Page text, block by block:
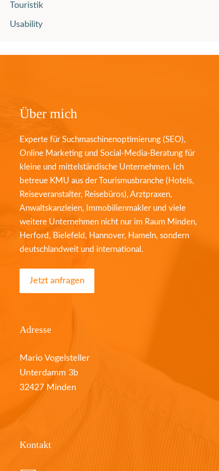
Touristik
Usability
Über mich
Experte für Suchmaschinenoptimierung (SEO),
Online Marketing und Social-Media-Beratung für
kleine und mittelständische Unternehmen. Ich
betreue KMU aus der Tourismusbranche (Hotels,
Reiseveranstalter, Reisebüros), Arztpraxen,
Anwaltskanzleien, Immobilienmakler und viele
weitere Unternehmen nicht nur im Raum Minden,
Herford, Bielefeld, Hannover, Hameln, sondern
deutschlandweit und international.
Jetzt anfragen
Adresse
Mario Vogelsteller
Unterdamm 3b
32427 Minden
Kontakt